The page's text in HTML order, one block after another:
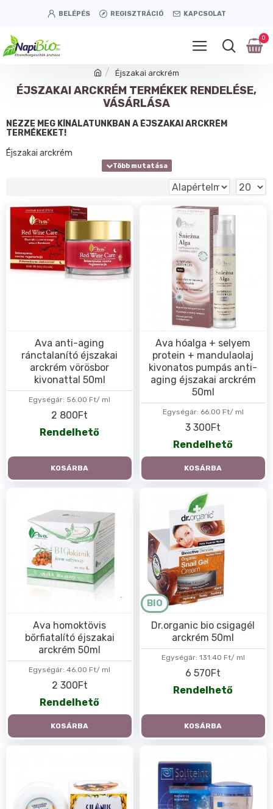
BELÉPÉS REGISZTRÁCIÓ KAPCSOLAT
0
Éjszakai arckrém
ÉJSZAKAI ARCKRÉM TERMÉKEK RENDELÉSE,
VÁSÁRLÁSA
NÉZZE MEG KÍNÁLATUNKBAN A ÉJSZAKAI ARCKRÉM
TERMÉKEKET!
Éjszakai arckrém
Egységár: 56.00 Ft/ ml
Ava anti-aging
ránctalanító éjszakai
arckrém vörösbor
kivonattal 50ml
2 800Ft
Rendelhető
KOSÁRBA
Egységár: 66.00 Ft/ ml
Ava hóalga + selyem
protein + mandulaolaj
kivonatos pumpás anti-
aging éjszakai arckrém
50ml
3 300Ft
Rendelhető
KOSÁRBA
Egységár: 46.00 Ft/ ml
Ava homoktövis
bőrfiatalító éjszakai
arckrém 50ml
2 300Ft
Rendelhető
KOSÁRBA
BIO
Egységár: 131.40 Ft/ ml
Dr.organic bio csigagél
arckrém 50ml
6 570Ft
Rendelhető
KOSÁRBA